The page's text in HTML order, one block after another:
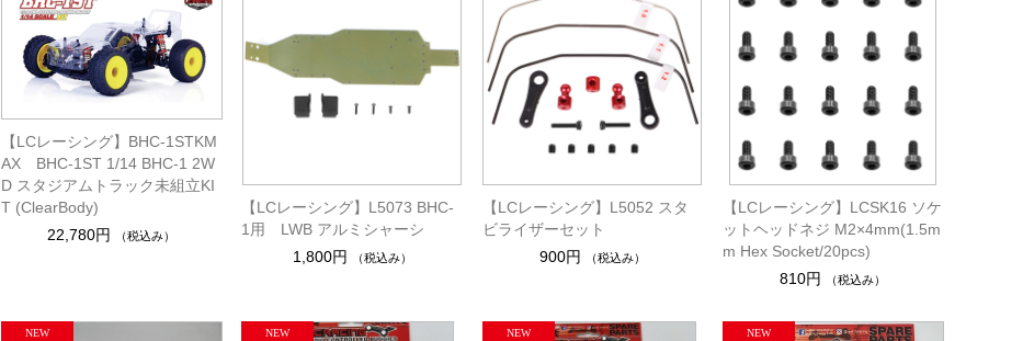
【LCレーシング】BHC-1STKM
AX BHC-1ST 1/14 BHC-1 2W
D スタジアムトラック未組立KI
T (ClearBody)
22,780円
（税込み）
【LCレーシング】L5073 BHC-
1用 LWB アルミシャーシ
1,800円
（税込み）
【LCレーシング】L5052 スタ
ビライザーセット
900円
（税込み）
【LCレーシング】LCSK16 ソケ
ットヘッドネジ M2×4mm(1.5m
m Hex Socket/20pcs)
810円
（税込み）